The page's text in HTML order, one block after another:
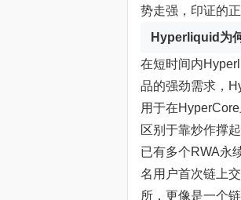
势走强，印证的
Hyperliquid为
在短时间内
品的强劲需求，
用于在
区别于靠炒作撑
已有多个RWA永
名用户首次链上
所，更像是一个